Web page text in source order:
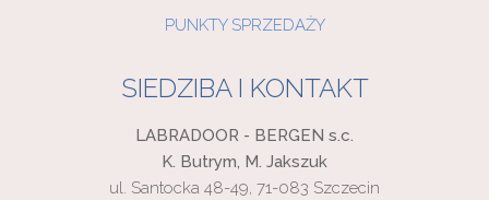
PUNKTY SPRZEDAŻY
SIEDZIBA I KONTAKT
LABRADOOR - BERGEN s.c.
K. Butrym, M. Jakszuk
ul. Santocka 48-49, 71-083 Szczecin